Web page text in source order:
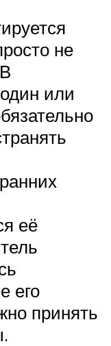
не
или
её
его
принять